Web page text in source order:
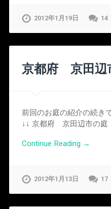
2012年1月19日 14
京都府 京田辺
前回のお庭の紹介の続き
↓↓ 京都府 京田辺市の庭
Continue Reading →
2012年1月13日 17